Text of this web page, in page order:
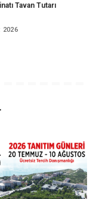
Tavan Tutarı
2026